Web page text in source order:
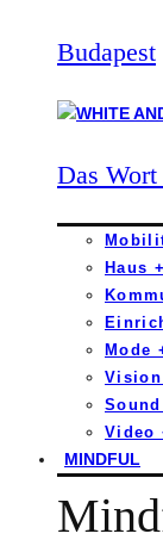
Budapest
Das
Haus
Mode
Video
MINDFUL